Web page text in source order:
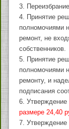
3.
4. Принятие
полномочиями
ремонт, не
собственников.
5. Принятие
полномочиями
ремонту, и
подписания
6. Утверждение
размере 24,40
7.